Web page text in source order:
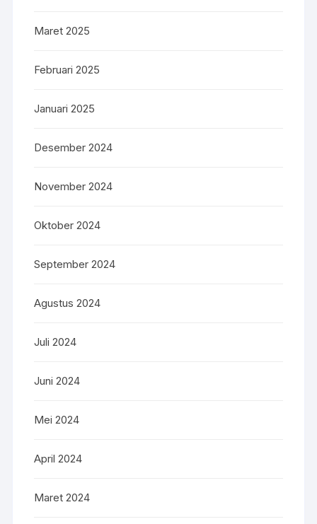
Maret 2025
Februari 2025
Januari 2025
Desember 2024
November 2024
Oktober 2024
September 2024
Agustus 2024
Juli 2024
Juni 2024
Mei 2024
April 2024
Maret 2024